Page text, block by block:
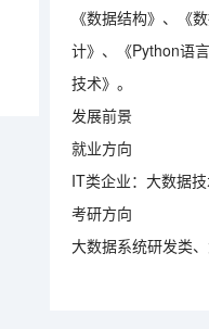
《数据结构》、《
计》、《Python语
技术》。
发展前景
就业方向
IT类企业：大数据
考研方向
大数据系统研发类